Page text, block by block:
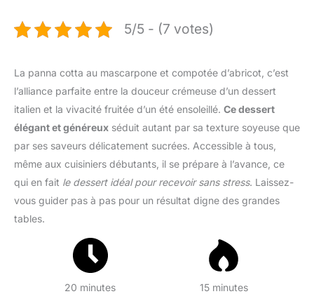
5/5 - (7 votes)
La panna cotta au mascarpone et compotée d’abricot, c’est
l’alliance parfaite entre la douceur crémeuse d’un dessert
italien et la vivacité fruitée d’un été ensoleillé. Ce dessert
élégant et généreux séduit autant par sa texture soyeuse que
par ses saveurs délicatement sucrées. Accessible à tous,
même aux cuisiniers débutants, il se prépare à l’avance, ce
qui en fait le dessert idéal pour recevoir sans stress. Laissez-
vous guider pas à pas pour un résultat digne des grandes
tables.
20 minutes 15 minutes